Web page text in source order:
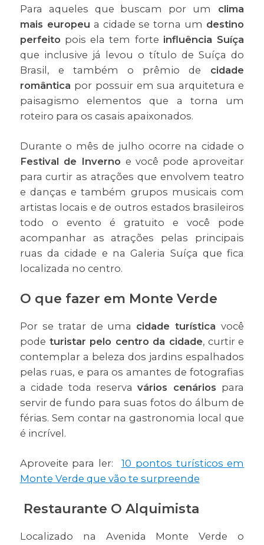
Para aqueles que buscam por um
clima
mais europeu a cidade se torna um destino
perfeito pois ela tem forte influência Suíça
que inclusive já levou o título de Suíça do
Brasil, e também o prêmio de cidade
romântica por possuir em sua arquitetura e
paisagismo elementos que a torna um
roteiro para os casais apaixonados.
Durante o mês de julho ocorre na cidade o
Festival de Inverno e você pode aproveitar
para curtir as atrações que envolvem teatro
e danças e também grupos musicais com
artistas locais e de outros estados brasileiros
todo o evento é gratuito e você pode
acompanhar as atrações pelas principais
ruas da cidade e na Galeria Suíça que fica
localizada no centro.
O que fazer em Monte Verde
Por se tratar de uma cidade turísticavocê
pode turistar pelo centro da cidade, curtir e
contemplar a beleza dos jardins espalhados
pelas ruas, e para os amantes de fotografias
a cidade toda reservavários cenários para
servir de fundo para suas fotos do álbum de
férias. Sem contar na gastronomia local que
é incrível.
Aproveite para ler: 10 pontos turísticos em
Monte Verde que vão te surpreende
Restaurante O Alquimista
Localizado na Avenida Monte Verde o